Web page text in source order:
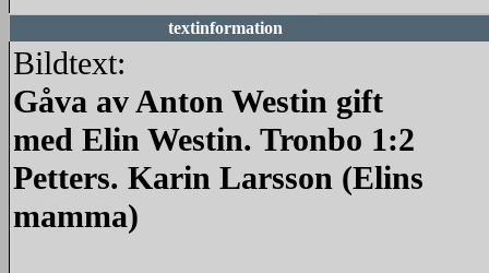
textinformation
Bildtext:
Gåva av Anton Westin gift
med Elin Westin. Tronbo 1:2
Petters. Karin Larsson (Elins
mamma)